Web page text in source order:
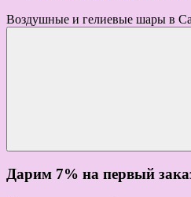
Воздушные и гелиевые шары в
Дарим 7% на первый